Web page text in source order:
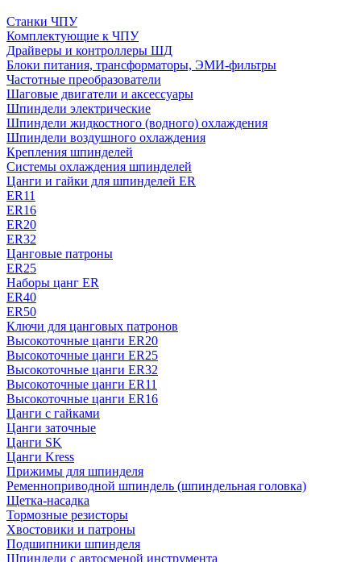
Станки ЧПУ
Комплектующие к ЧПУ
Драйверы и контроллеры ШД
Блоки питания, трансформаторы, ЭМИ-фильтры
Частотные преобразователи
Шаговые двигатели и аксессуары
Шпиндели электрические
Шпиндели жидкостного (водного) охлаждения
Шпиндели воздушного охлаждения
Крепления шпинделей
Системы охлаждения шпинделей
Цанги и гайки для шпинделей ER
ER11
ER16
ER20
ER32
Цанговые патроны
ER25
Наборы цанг ER
ER40
ER50
Ключи для цанговых патронов
Высокоточные цанги ER20
Высокоточные цанги ER25
Высокоточные цанги ER32
Высокоточные цанги ER11
Высокоточные цанги ER16
Цанги с гайками
Цанги заточные
Цанги SK
Цанги Kress
Прижимы для шпинделя
Ременноприводной шпиндель (шпиндельная головка)
Щетка-насадка
Тормозные резисторы
Хвостовики и патроны
Подшипники шпинделя
Шпиндели с автосменой инструмента